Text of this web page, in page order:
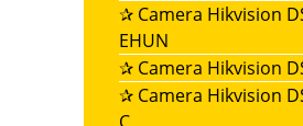
✰ Camera Hikvision
EHUN
✰ Camera Hikvision
✰ Camera Hikvision